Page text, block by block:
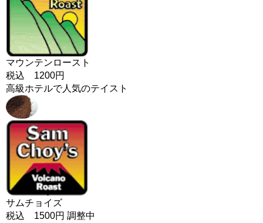
マウンテンロースト
税込 1200円
高級ホテルで人気のテイスト
サムチョイズ
税込 1500円 調整中